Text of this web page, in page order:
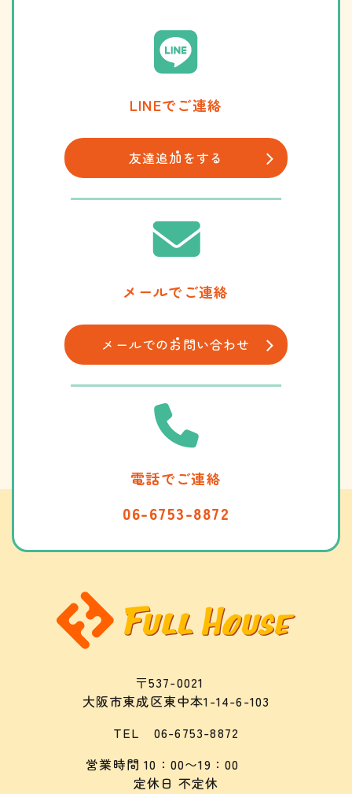
LINEでご連絡
友達追加をする
メールでご連絡
メールでの​​​​​​​お問い合わせ
電話でご連絡
06-6753-8872
〒537-0021
​​​​​​​大阪市東成区東中本1-14-6-103
TEL 06-6753-8872
営業時間 10：00〜19：00
​​​​​​​定休日 不定休